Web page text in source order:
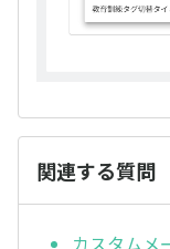
関連する質問
カスタムメ